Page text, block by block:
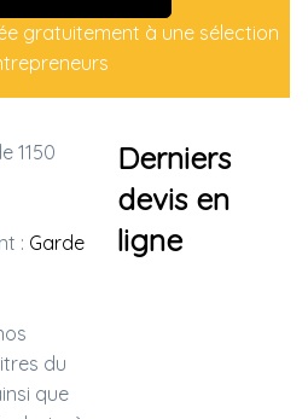
gratuitement à une sélection
1150
: Garde
du
que
Derniers
devis en
ligne